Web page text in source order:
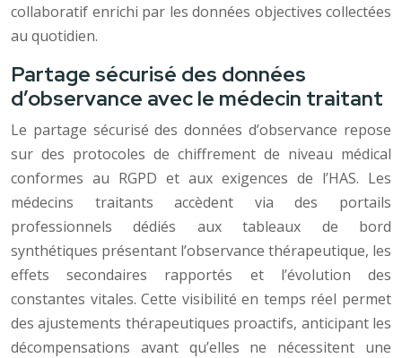
collaboratif enrichi par les données objectives collectées
au quotidien.
Partage sécurisé des données
d’observance avec le médecin traitant
Le partage sécurisé des données d’observance repose
sur des protocoles de chiffrement de niveau médical
conformes au RGPD et aux exigences de l’HAS. Les
médecins traitants accèdent via des portails
professionnels dédiés aux tableaux de bord
synthétiques présentant l’observance thérapeutique, les
effets secondaires rapportés et l’évolution des
constantes vitales. Cette visibilité en temps réel permet
des ajustements thérapeutiques proactifs, anticipant les
décompensations avant qu’elles ne nécessitent une